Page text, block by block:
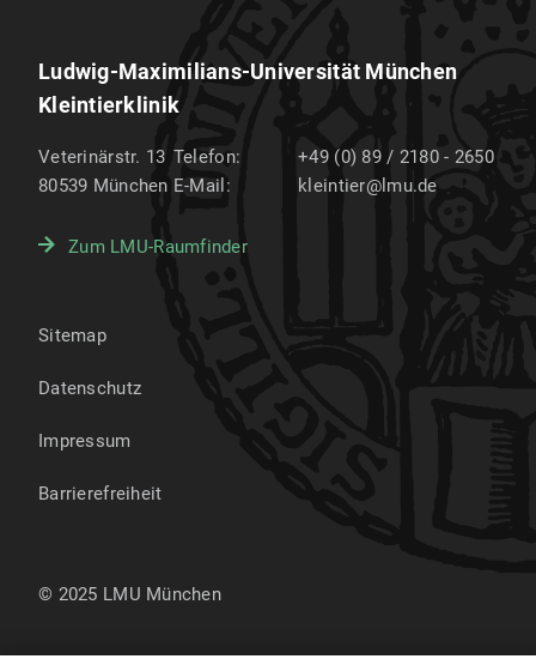
Ludwig-Maximilians-Universität München
Kleintierklinik
Veterinärstr. 13
80539 München
Telefon:
+49 (0) 89 / 2180 - 2650
E-Mail:
kleintier@lmu.de
Zum LMU-Raumfinder
Sitemap
Datenschutz
Impressum
Barrierefreiheit
© 2025 LMU München